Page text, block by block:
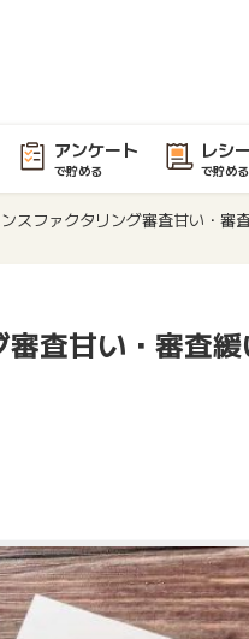
アンケート
で貯める
レシ
で貯める
スファクタリング審査甘い・審
査甘い・審査